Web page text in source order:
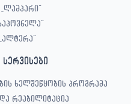
ხელშეწყობის პროგრამა
რეაბილიტაცია